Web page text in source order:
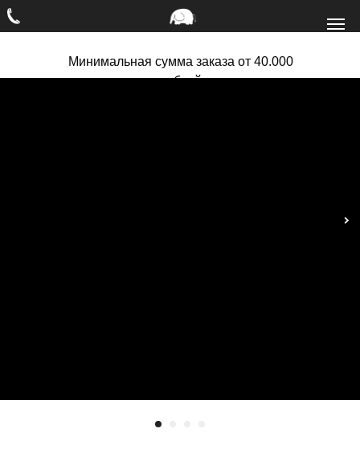
Минимальная сумма заказа от 40.000
рублей